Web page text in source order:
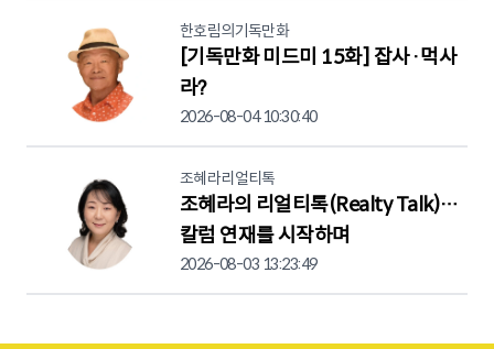
한호림의기독만화
[기독만화 미드미 15화] 잡사·먹사
라?
2026-08-04 10:30:40
조혜라리얼티톡
조혜라의 리얼티톡(Realty Talk)…
칼럼 연재를 시작하며
2026-08-03 13:23:49